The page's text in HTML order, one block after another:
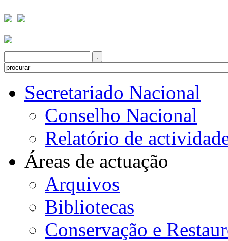
Secretariado Nacional
Conselho Nacional
Relatório de
Áreas de actuação
Arquivos
Bibliotecas
Conservação e
Preço por unidade (unidade):
Luana Giurgevich e Henrique Leitão. Clavis Bibliothecarum: Catálogos e
Inventários de Livrarias de Instituições Religiosas em Portugal até 1834. Lisboa:
Secretariado Nacional para os Bens Culturais da Igreja, 2016. Col. Fontes para o
Desc. física:
944 p. il; 27 cm.
ISBN 978-989-97257-7-5
Clavis Bibliothecarum - a chave das bibliotecas - pretende ser uma chave para
entrar no mundo imenso das antigas bibliotecas de mosteiros, conventos e outras
instituições religiosas de Portugal.
Resultado de um vasto trabalho de investigação, desenvolvido por Luana
Giurgevich e Henrique Leitão entre os diversos fundos monásticos nacionais,
constitui o mais completo levantamento de catálogos e inventários de bibliotecas
de instituições religiosas. Abrangendo um amplo arco cronológico, entre os
séculos X e XIX, recolhe e descreve meticulosamente cerca de um milhar de
listas de livros e várias centenas de documentos inéditos, referentes ao
Para além da incontornável informação sobre as bibliotecas elencadas (estrutura,
organização, espaços, colecções e possuidores), a obra reveste-se também de
particular relevância para o conhecimento de outras áreas, nomeadamente, nos
Instrumento de trabalho útil e eficaz, pretende abrir novos horizontes de
investigação, até agora desconhecidos e inexplorados.